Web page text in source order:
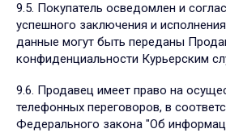
9.5. Покупатель осведомлен и
успешного заключения и
данные могут быть переданы
конфиденциальности Курьерским
9.6. Продавец имеет право на
телефонных переговоров, в
Федерального закона "Об